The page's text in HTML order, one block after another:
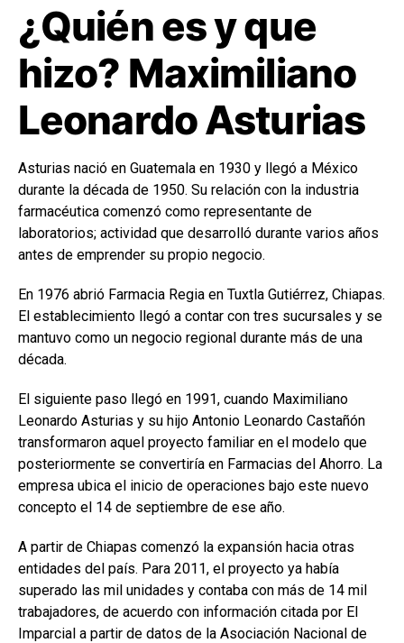
¿Quién es y que
hizo? Maximiliano
Leonardo Asturias
Asturias nació en Guatemala en 1930 y llegó a México
durante la década de 1950. Su relación con la industria
farmacéutica comenzó como representante de
laboratorios; actividad que desarrolló durante varios años
antes de emprender su propio negocio.
En 1976 abrió Farmacia Regia en Tuxtla Gutiérrez, Chiapas.
El establecimiento llegó a contar con tres sucursales y se
mantuvo como un negocio regional durante más de una
década.
El siguiente paso llegó en 1991, cuando Maximiliano
Leonardo Asturias y su hijo Antonio Leonardo Castañón
transformaron aquel proyecto familiar en el modelo que
posteriormente se convertiría en Farmacias del Ahorro. La
empresa ubica el inicio de operaciones bajo este nuevo
concepto el 14 de septiembre de ese año.
A partir de Chiapas comenzó la expansión hacia otras
entidades del país. Para 2011, el proyecto ya había
superado las mil unidades y contaba con más de 14 mil
trabajadores, de acuerdo con información citada por El
Imparcial a partir de datos de la Asociación Nacional de